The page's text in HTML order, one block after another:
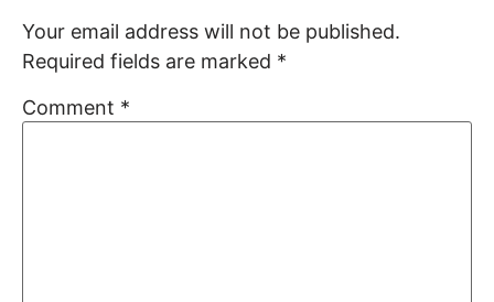
Your email address will not be published.
Required fields are marked *
Comment *